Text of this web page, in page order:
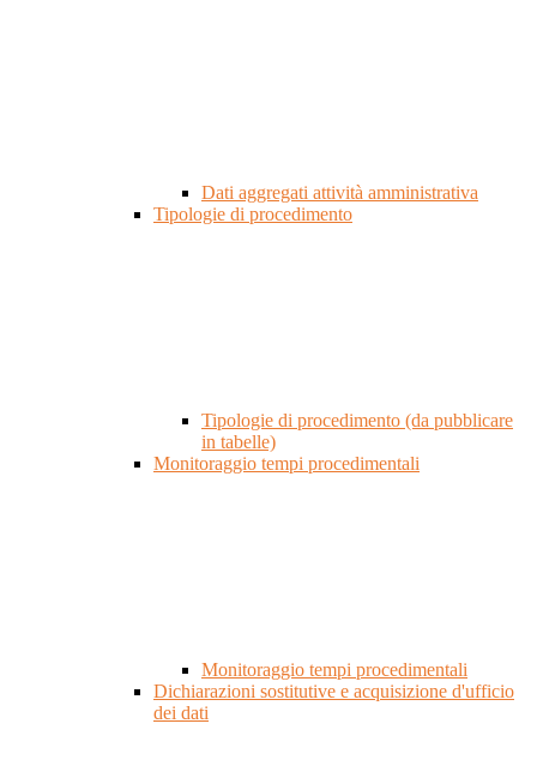
Dati aggregati attività amministrativa
Tipologie di procedimento
Tipologie di procedimento (da pubblicare
in tabelle)
Monitoraggio tempi procedimentali
Monitoraggio tempi procedimentali
Dichiarazioni sostitutive e acquisizione d'ufficio
dei dati